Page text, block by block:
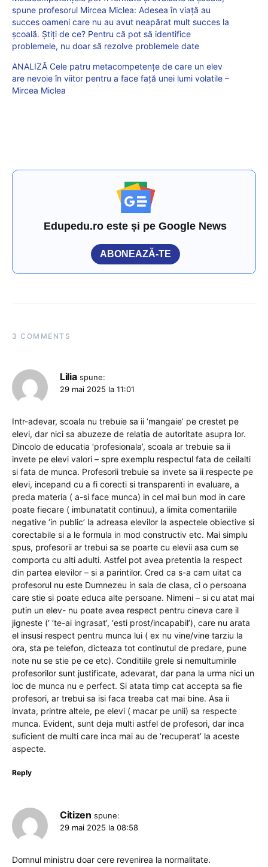
spune profesorul Mircea Miclea: Adesea în viață au
succes oameni care nu au avut neapărat mult succes la
școală. Știți de ce? Pentru că pot să identifice
problemele, nu doar să rezolve problemele date
ANALIZĂ Cele patru metacompetențe de care un elev
are nevoie în viitor pentru a face față unei lumi volatile –
Mircea Miclea
Edupedu.ro este și pe Google News
ABONEAZĂ-TE
3 COMMENTS
Lilia spune:
29 mai 2025 la 11:01
Intr-adevar, scoala nu trebuie sa ii ‘mangaie’ pe crestet pe
elevi, dar nici sa abuzeze de relatia de autoritate asupra lor.
Dincolo de educatia ‘profesionala’, scoala ar trebuie sa ii
invete pe elevi valori – spre exemplu respectul fata de ceilalti
si fata de munca. Profesorii trebuie sa invete sa ii respecte pe
elevi, incepand cu a fi corecti si transparenti in evaluare, a
preda materia ( a-si face munca) in cel mai bun mod in care
poate fiecare ( imbunatatit continuu), a limita comentariile
negative ‘in public’ la adreasa elevilor la aspectele obiective si
corectabile si a le formula in mod constructiv etc. Mai simplu
spus, profesorii ar trebui sa se poarte cu elevii asa cum se
comporta cu alti adulti. Astfel pot avea pretentia la respect
din partea elevilor – si a parintilor. Cred ca s-a cam uitat ca
profesorul nu este Dumnezeu in sala de clasa, ci o persoana
care stie si poate educa alte persoane. Nimeni – si cu atat mai
putin un elev- nu poate avea respect pentru cineva care il
jigneste (‘ ‘te-ai ingrasat’, ‘esti prost/incapabil’), care nu arata
el insusi respect pentru munca lui ( ex nu vine/vine tarziu la
ora, sta pe telefon, dicteaza tot continutul de predare, pune
note nu se stie pe ce etc). Conditiile grele si nemultumirile
profesorilor sunt justificate, adevarat, dar pana la urma nici un
loc de munca nu e perfect. Si atata timp cat accepta sa fie
profesori, ar trebui sa isi faca treaba cat mai bine. Asa ii
invata, printre altele, pe elevi ( macar pe unii) sa respecte
munca. Evident, sunt deja multi astfel de profesori, dar inca
suficient de multi care inca mai au de ‘recuperat’ la aceste
aspecte.
Reply
Citizen spune:
29 mai 2025 la 08:58
Domnul ministru doar cere revenirea la normalitate.